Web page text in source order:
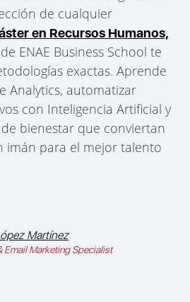
de cualquier
en Recursos Humanos,
de ENAE Business School te
exactas. Aprende
Analytics, automatizar
con Inteligencia Artificial y
bienestar que conviertan
imán para el mejor talento
Martínez
Email Marketing Specialist